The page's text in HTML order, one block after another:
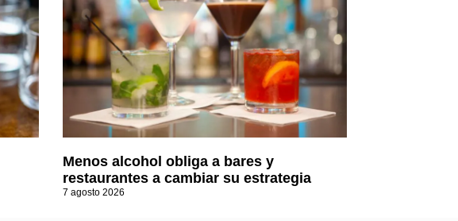
Menos alcohol obliga a bares y
restaurantes a cambiar su estrategia
7 agosto 2026